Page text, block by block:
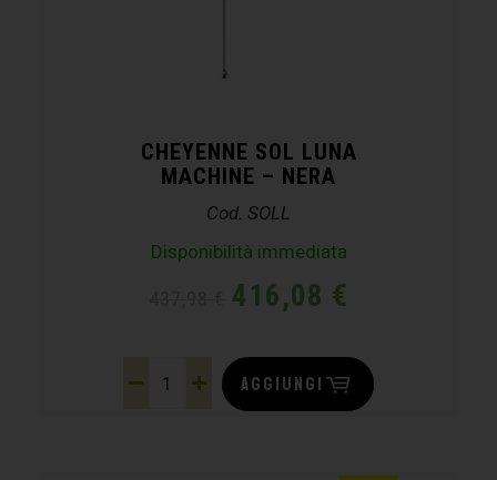
CHEYENNE SOL LUNA
MACHINE – NERA
Cod. SOLL
Disponibilità immediata
416,08 €
AGGIUNGI